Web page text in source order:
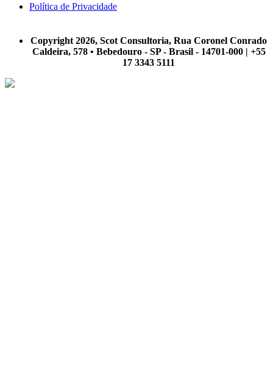
Política de Privacidade
Copyright 2026, Scot Consultoria, Rua Coronel Conrado
Caldeira, 578 • Bebedouro - SP - Brasil - 14701-000 | +55
17 3343 5111